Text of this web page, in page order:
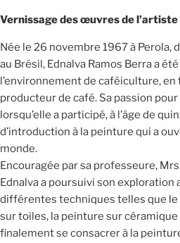
Vernissage des œuvres de
Née le 26 novembre 1967 à Perola,
au Brésil, Ednalva Ramos Berra a
l’environnement de caféiculture, en
producteur de café. Sa passion
lorsqu’elle a participé, à l’âge de
d’introduction à la peinture qui a
monde.
Encouragée par sa professeure,
Ednalva a poursuivi son
différentes techniques telles que
sur toiles, la peinture sur
finalement se consacrer à la